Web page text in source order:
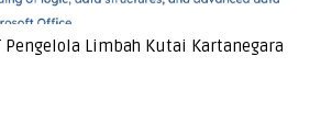
Pengelola Limbah Kutai Kartanegara